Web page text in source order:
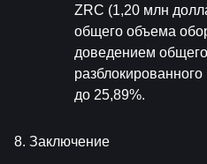
ZRC (1,20 млн
общего объема
доведением
до 25,89%.
8. Заключение